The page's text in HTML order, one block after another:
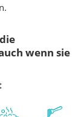
wenn sie